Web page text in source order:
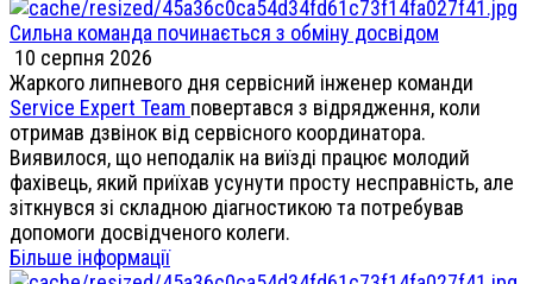
Сильна команда починається з обміну досвідом
10 серпня 2026
Жаркого липневого дня сервісний інженер команди
Service Expert Team повертався з відрядження, коли
отримав дзвінок від сервісного координатора.
Виявилося, що неподалік на виїзді працює молодий
фахівець, який приїхав усунути просту несправність, але
зіткнувся зі складною діагностикою та потребував
допомоги досвідченого колеги.
Більше інформації